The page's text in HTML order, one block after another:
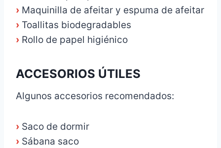
› Maquinilla de afeitar y espuma de afeitar
› Toallitas biodegradables
› Rollo de papel higiénico
ACCESORIOS ÚTILES
Algunos accesorios recomendados:
› Saco de dormir
› Sábana saco